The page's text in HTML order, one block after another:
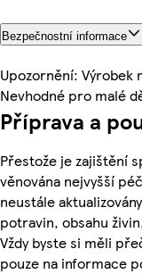
Bezpečnostní informace
Upozornění: Výrobek
Nevhodné pro malé
Příprava a
Přestože je zajištění
věnována nejvyšší
neustále
potravin, obsahu
Vždy byste si měli
pouze na informace